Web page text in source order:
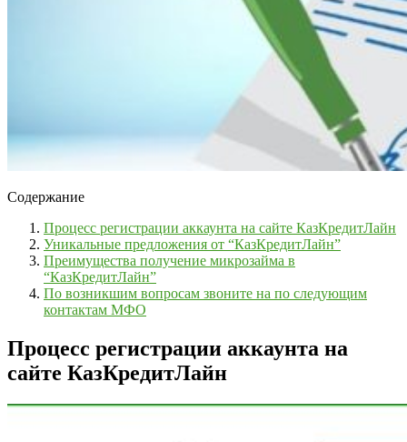
Содержание
Процесс регистрации аккаунта на сайте КазКредитЛайн
Уникальные предложения от “КазКредитЛайн”
Преимущества получение микрозайма в
“КазКредитЛайн”
По возникшим вопросам звоните на по следующим
контактам МФО
Процесс регистрации аккаунта на
сайте КазКредитЛайн